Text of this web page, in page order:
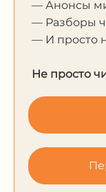
— Анонсы
— Разборы
— И просто
Не просто